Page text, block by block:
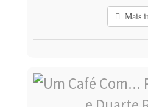
Mais